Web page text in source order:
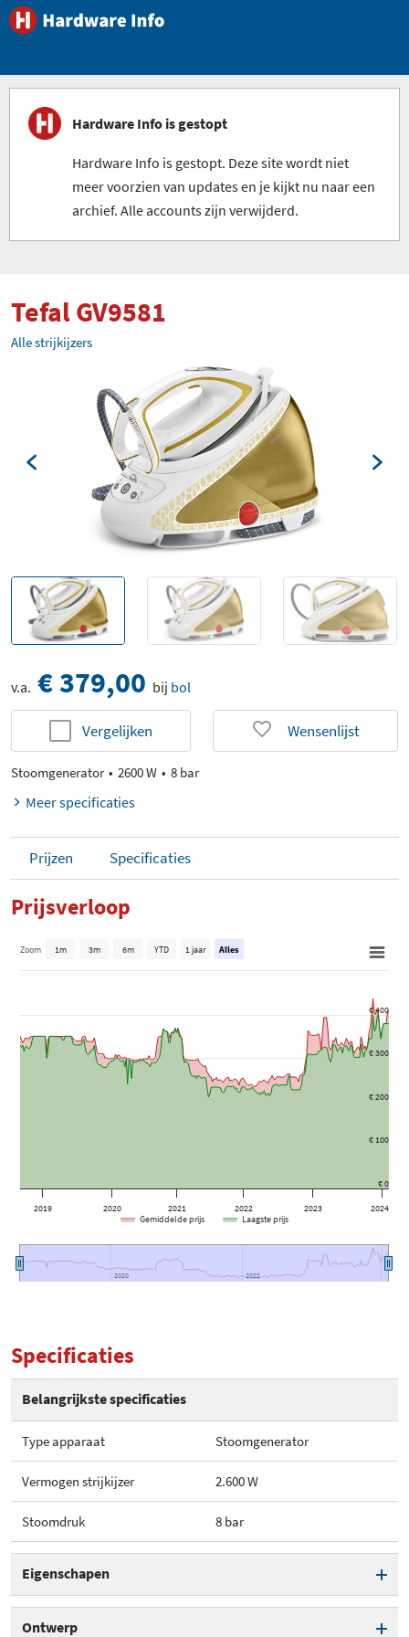
Hardware Info is gestopt
Hardware Info is gestopt. Deze site wordt niet
meer voorzien van updates en je kijkt nu naar een
archief. Alle accounts zijn verwijderd.
Tefal GV9581
Alle strijkijzers
v.a. € 379,00 bij bol
Vergelijken Wensenlijst
Stoomgenerator 2600 W 8 bar
Meer specificaties
Prijzen Specificaties
Prijsverloop
2019 2020 2021 2022 2023 2024
2020
2020 2022
2022
€ 0
€ 100
€ 200
€ 300
€ 400
Zoom 1m 3m 6m YTD 1 jaar Alles
Gemiddelde prijs Laagste prijs
Specificaties
Belangrijkste specificaties
Type apparaat Stoomgenerator
Vermogen strijkijzer 2.600 W
Stoomdruk 8 bar
Eigenschapen
Ontwerp